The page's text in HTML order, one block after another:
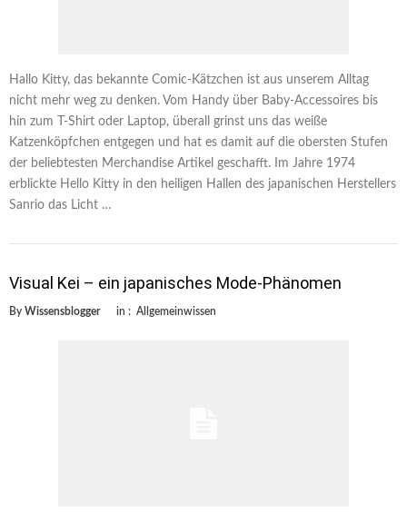
Hallo Kitty, das bekannte Comic-Kätzchen ist aus unserem Alltag
nicht mehr weg zu denken. Vom Handy über Baby-Accessoires bis
hin zum T-Shirt oder Laptop, überall grinst uns das weiße
Katzenköpfchen entgegen und hat es damit auf die obersten Stufen
der beliebtesten Merchandise Artikel geschafft. Im Jahre 1974
erblickte Hello Kitty in den heiligen Hallen des japanischen Herstellers
Sanrio das Licht …
Visual Kei – ein japanisches Mode-Phänomen
By Wissensblogger in : Allgemeinwissen